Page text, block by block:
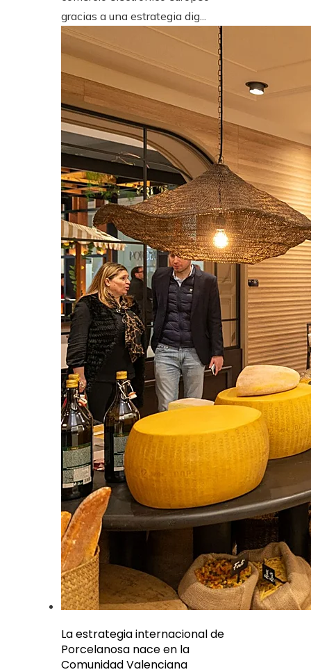
gracias a una estrategia dig...
La estrategia internacional de
Porcelanosa nace en la
Comunidad Valenciana